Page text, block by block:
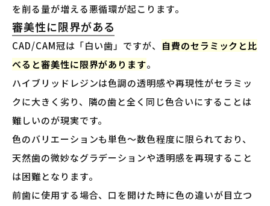
を削る量が増える悪循環が起こります。
審美性に限界がある
CAD/CAM冠は「白い歯」ですが、
自費のセラミックと比
べると審美性に限界があります。
ハイブリッドレジンは色調の透明感や再現性がセラミッ
クに大きく劣り、隣の歯と全く同じ色合いにすることは
難しいのが現実です。
色のバリエーションも単色〜数色程度に限られており、
天然歯の微妙なグラデーションや透明感を再現すること
は困難となります。
前歯に使用する場合、口を開けた時に色の違いが目立つ